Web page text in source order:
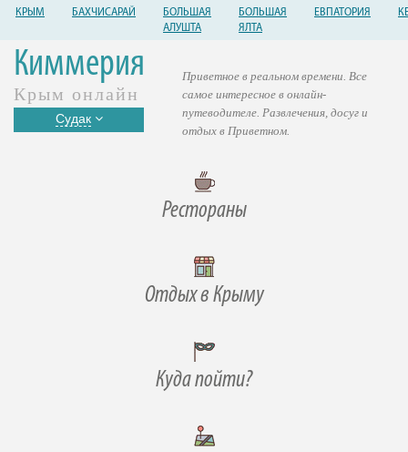
КРЫМ БАХЧИСАРАЙ
БОЛЬШАЯ
АЛУШТА
БОЛЬШАЯ
ЯЛТА
ЕВПАТОРИЯ
Киммерия
Крым онлайн
Судак
Рестораны
Отдых в Крыму
Куда пойти?
Приветное в реальном времени. Все
самое интересное в онлайн-
путеводителе. Развлечения, досуг и
отдых в Приветном.